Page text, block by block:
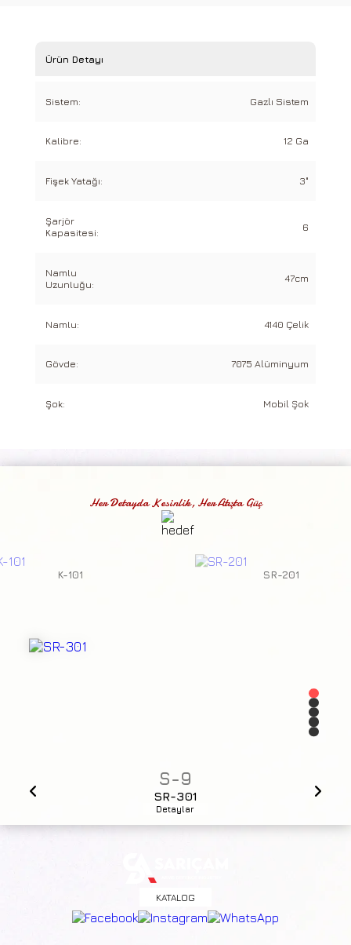
Ürün Detayı
Sistem: Gazlı Sistem
Kalibre: 12 Ga
Fişek Yatağı: 3"
Şarjör
Kapasitesi:
6
Namlu
Uzunluğu:
47cm
Namlu: 4140 Çelik
Gövde: 7075 Alüminyum
Şok: Mobil Şok
SR-201
K-101
Her Detayda Kesinlik, Her Atışta Güç
S-9
SR-301
Detaylar
KATALOG